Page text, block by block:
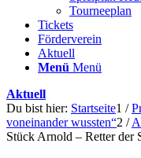
Tourneeplan
Tickets
Förderverein
Aktuell
Menü Menü
Aktuell
Du bist hier: Startseite1 /
voneinander wussten“2 /
Stück Arnold – Retter der